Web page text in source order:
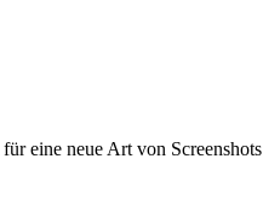
eine neue Art von Screenshots